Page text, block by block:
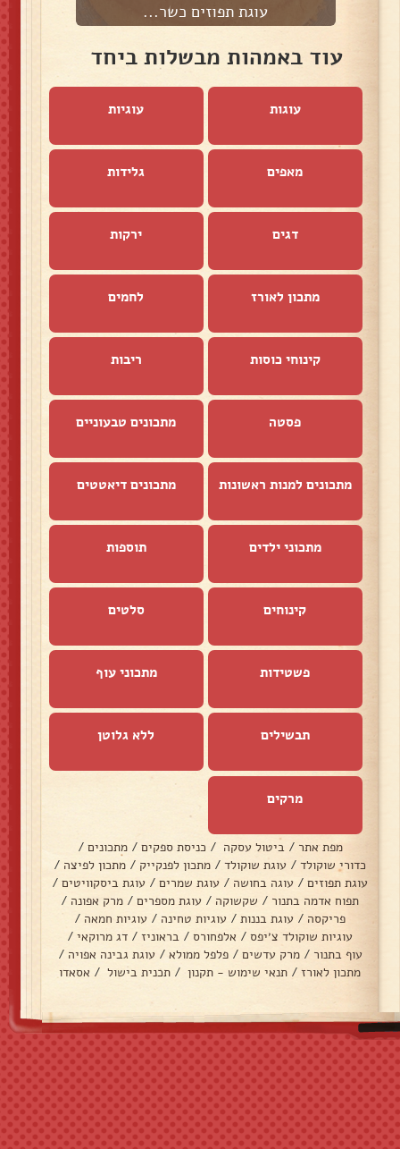
עוגת תפוזים כשר...
עוד באמהות מבשלות ביחד
עוגות עוגיות
מאפים גלידות
דגים ירקות
מתכון לאורז לחמים
קינוחי כוסות ריבות
פסטה מתכונים טבעוניים
מתכונים למנות ראשונות מתכונים דיאטטים
מתכוני ילדים תוספות
קינוחים סלטים
פשטידות מתכוני עוף
תבשילים ללא גלוטן
מרקים
מפת אתר / ביטול עסקה / כניסת ספקים / מתכונים /
כדורי שוקולד / עוגת שוקולד / מתכון לפנקייק / מתכון לפיצה /
עוגת תפוזים / עוגה בחושה / עוגת שמרים / עוגת ביסקוויטים /
תפוח אדמה בתנור / שקשוקה / עוגת מספרים / מרק אפונה /
פריקסה / עוגת בננות / עוגיות טחינה / עוגיות חמאה /
עוגיות שוקולד צ׳יפס / אלפחורס / בראוניז / דג מרוקאי /
עוף בתנור / מרק עדשים / פלפל ממולא / עוגת גבינה אפויה /
מתכון לאורז / תנאי שימוש - תקנון / תכנית בישול / אסאדו